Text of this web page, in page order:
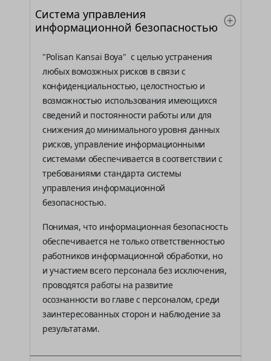
Система управления
информационной безопасностью
"Polisan Kansai Boya" с целью устранения
любых вомозжных рисков в связи с
конфиденциальностью, целостностью и
возможностью использования имеющихся
сведений и постоянности работы или для
снижения до минимального уровня данных
рисков, управление информационными
системами обеспечивается в соответствии с
требованиями стандарта системы
управления информационной
безопасностью.
Понимая, что информационная безопасность
обеспечивается не только ответственностью
работников информационной обработки, но
и участием всего персонала без исключения,
проводятся работы на развитие
осознанности во главе с персоналом, среди
заинтересованных сторон и наблюдение за
результатами.